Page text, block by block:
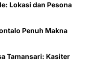
Lokasi dan Pesona
Penuh Makna
Tamansari: Kasiter